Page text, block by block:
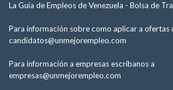
La Guía de Empleos de Venezuela - Bolsa de
Para información sobre como aplicar a ofertas
candidatos@unmejorempleo.com
Para información a empresas escríbanos a
empresas@unmejorempleo.com